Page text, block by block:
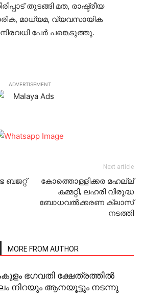
തുടങ്ങി മത, രാഷ്ട്രീയ
മാധ്യമ, വ്യവസായിക
പേര്‍ പങ്കെടുത്തു.
ADVERTISEMENT
ബജറ്റ്
Next article
കോത്തൊള്ളിക്കര മഹല്ല്
കമ്മറ്റി, ലഹരി വിരുദ്ധ
ബോധവല്‍ക്കരണ ക്ലാസ്
നടത്തി
MORE FROM AUTHOR
ഭഗവതി ക്ഷേത്രത്തില്‍
നിറയും ആനയൂട്ടും നടന്നു